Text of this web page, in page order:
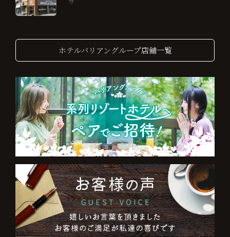
ホテルバリアングループ店舗一覧